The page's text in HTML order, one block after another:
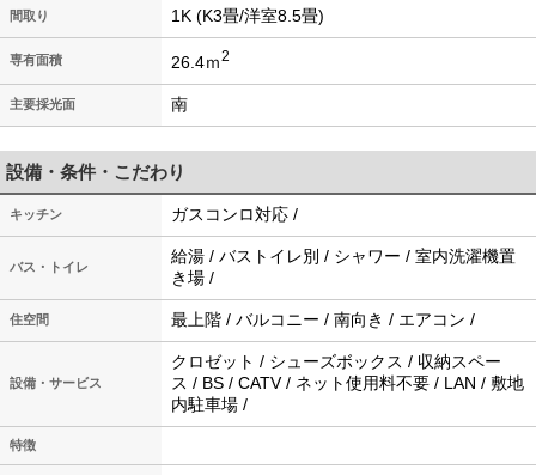
間取り 1K (K3畳/洋室8.5畳)
専有面積 26.4ｍ2
主要採光面 南
設備・条件・こだわり
キッチン ガスコンロ対応 /
バス・トイレ
給湯 / バストイレ別 / シャワー / 室内洗濯機置
き場 /
住空間 最上階 / バルコニー / 南向き / エアコン /
設備・サービス
クロゼット / シューズボックス / 収納スペー
ス / BS / CATV / ネット使用料不要 / LAN / 敷地
内駐車場 /
特徴